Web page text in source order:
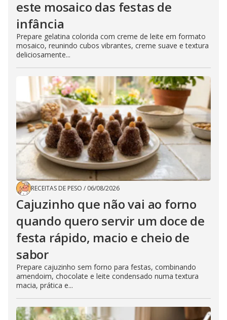
este mosaico das festas de
infância
Prepare gelatina colorida com creme de leite em formato
mosaico, reunindo cubos vibrantes, creme suave e textura
deliciosamente...
RECEITAS DE PESO / 06/08/2026
Cajuzinho que não vai ao forno
quando quero servir um doce de
festa rápido, macio e cheio de
sabor
Prepare cajuzinho sem forno para festas, combinando
amendoim, chocolate e leite condensado numa textura
macia, prática e...